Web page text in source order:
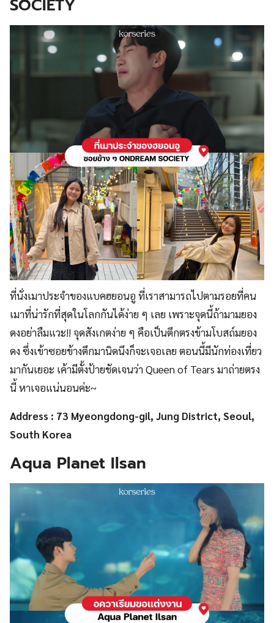
SOCIETY
ที่นั่งเมาประจำของแบคฮยอนอู ที่เราสามารถไปตามรอยที่คน
เมาที่น่ารักที่สุดในโลกกันได้ง่าย ๆ เลย เพราะจุดนี้ถ้ามามยอง
ดงอย่าลืมแวะ!! จุดสังเกตง่าย ๆ คือเป็นตึกตรงข้ามโบสถ์มยอง
ดง ซึ่งเข้าซอยข้างตึกมานิดนึงก็จะเจอเลย ตอนนี้มีนักท่องเที่ยว
มากันเยอะ เค้ามีตั้งป้ายชัดเจนว่า Queen of Tears มาถ่ายตรง
นี้ หาเจอแน่นอนค่ะ~
Address : 73 Myeongdong-gil, Jung District, Seoul,
South Korea
Aqua Planet Ilsan